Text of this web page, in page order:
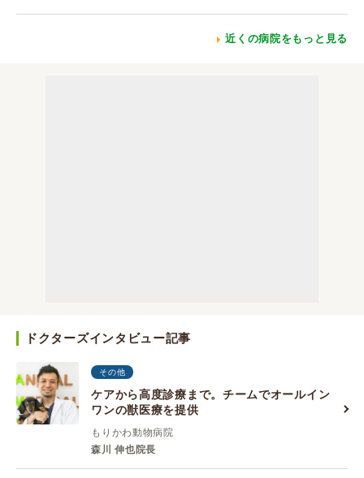
近くの病院をもっと見る
ドクターズインタビュー記事
その他
ケアから高度診療まで。チームでオールイン
ワンの獣医療を提供
もりかわ動物病院
森川 伸也院長